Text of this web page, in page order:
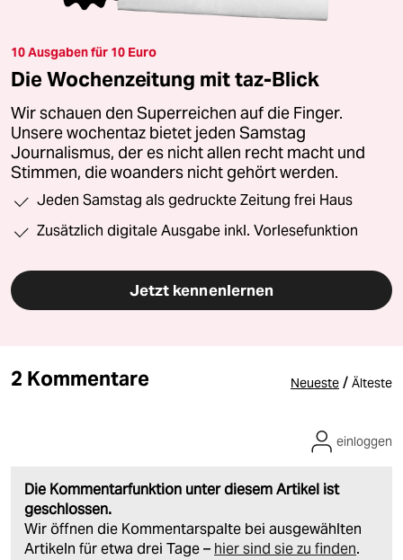
10 Ausgaben für 10 Euro
Die Wochenzeitung mit taz-Blick
Wir schauen den Superreichen auf die Finger.
Unsere wochentaz bietet jeden Samstag
Journalismus, der es nicht allen recht macht und
Stimmen, die woanders nicht gehört werden.
Jeden Samstag als gedruckte Zeitung frei Haus
Zusätzlich digitale Ausgabe inkl. Vorlesefunktion
Jetzt kennenlernen
2 Kommentare Neueste / Älteste
Die Kommentarfunktion unter diesem Artikel ist
geschlossen.
Wir öffnen die Kommentarspalte bei ausgewählten
Artikeln für etwa drei Tage – hier sind sie zu finden.
einloggen